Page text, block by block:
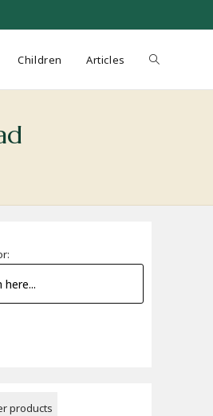
Children Articles Toggle
products